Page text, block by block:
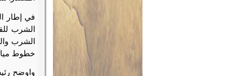
الشرب
الشرب
خطوط مياه
واوضح